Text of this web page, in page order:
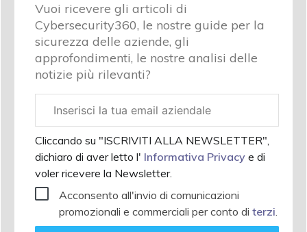
Vuoi ricevere gli articoli di
Cybersecurity360, le nostre guide per la
sicurezza delle aziende, gli
approfondimenti, le nostre analisi delle
notizie più rilevanti?
aziendale
Cliccando su "ISCRIVITI ALLA NEWSLETTER",
dichiaro di aver letto l' Informativa Privacy e di
voler ricevere la Newsletter.
Acconsento all'invio di comunicazioni
promozionali e commerciali per conto di terzi.